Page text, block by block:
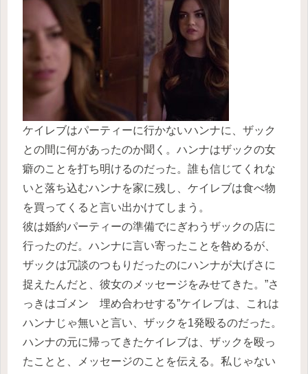
ケイレブはパーティーに行かないハンナに、ザック
との間に何があったのか聞く。ハンナはザックの女
癖のことを打ち明けるのだった。誰も信じてくれな
いと落ち込むハンナを家に残し、ケイレブは食べ物
を買ってくると言い出かけてしまう。
彼は婚約パーティーの準備でにぎわうザックの店に
行ったのだ。ハンナに言い寄ったことを咎めるが、
ザックは冗談のつもりだったのにハンナが大げさに
捉えたんだと、彼女のメッセージをみせてきた。”さ
っきはゴメン 埋め合わせする”ケイレブは、これは
ハンナじゃ無いと言い、ザックを1発殴るのだった。
ハンナの元に帰ってきたケイレブは、ザックを殴っ
たことと、メッセージのことを伝える。私じゃない